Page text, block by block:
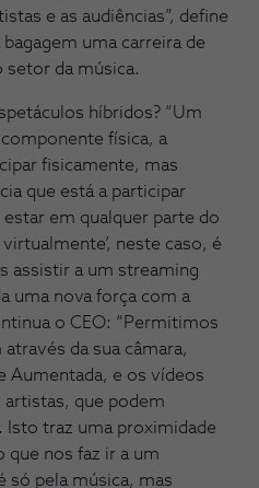
e as audiências”, define
uma carreira de
setor da música.
híbridos? “Um
física, a
fisicamente, mas
que está a participar
em qualquer parte do
neste caso, é
assistir a um streaming
uma nova força com a
o CEO: “Permitimos
da sua câmara,
Aumentada, e os vídeos
que podem
Isto traz uma proximidade
que nos faz ir a um
só pela música, mas